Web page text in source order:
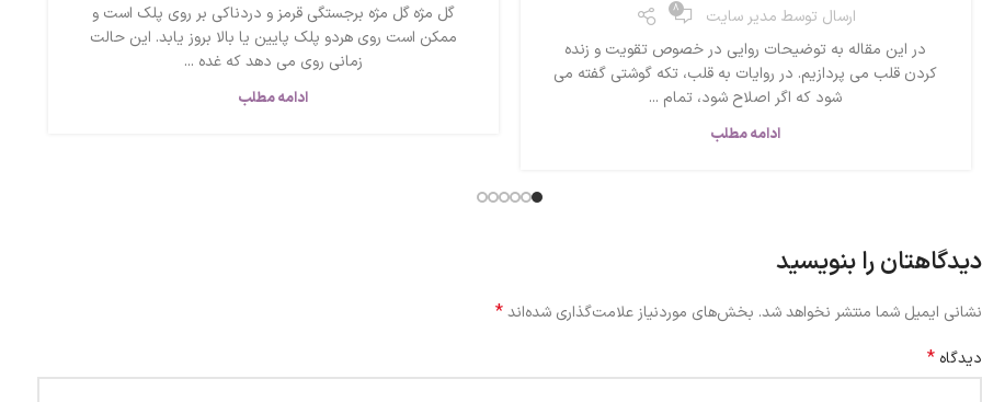
ارسال توسط مدیر سایت 8
در این مقاله به توضیحات روایی در خصوص تقویت و زنده
کردن قلب می پردازیم. در روایات به قلب، تکه گوشتی گفته می
شود که اگر اصلاح شود، تمام ...
ادامه مطلب
گل مژه گل مژه برجستگی قرمز و دردناکی بر روی پلک است و
ممکن است روی هردو پلک پایین یا بالا بروز یابد. این حالت
زمانی روی می دهد که غده ...
ادامه مطلب
دیدگاهتان را بنویسید
نشانی ایمیل شما منتشر نخواهد شد. بخش‌های موردنیاز علامت‌گذاری شده‌اند*
دیدگاه *